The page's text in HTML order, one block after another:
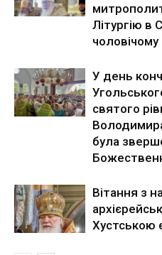
Літургію в
У день
святого
була
Вітання з
Хустською